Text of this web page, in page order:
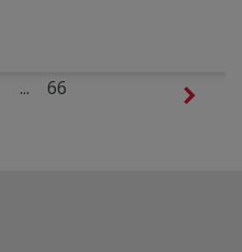
... 66